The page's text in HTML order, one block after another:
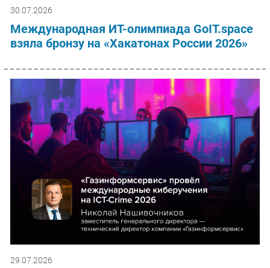
30.07.2026
Международная ИТ-олимпиада GoIT.space
взяла бронзу на «Хакатонах России 2026»
29.07.2026